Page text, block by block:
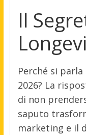
Il
Perché si
2026? La
di non
saputo
marketing e il